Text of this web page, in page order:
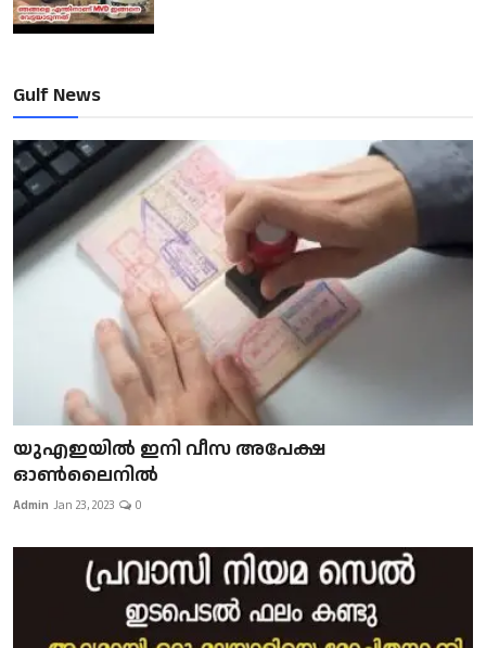
Gulf News
യുഎഇയിൽ ഇനി വീസ അപേക്ഷ
ഓൺലൈനിൽ
Admin Jan 23, 2023 0